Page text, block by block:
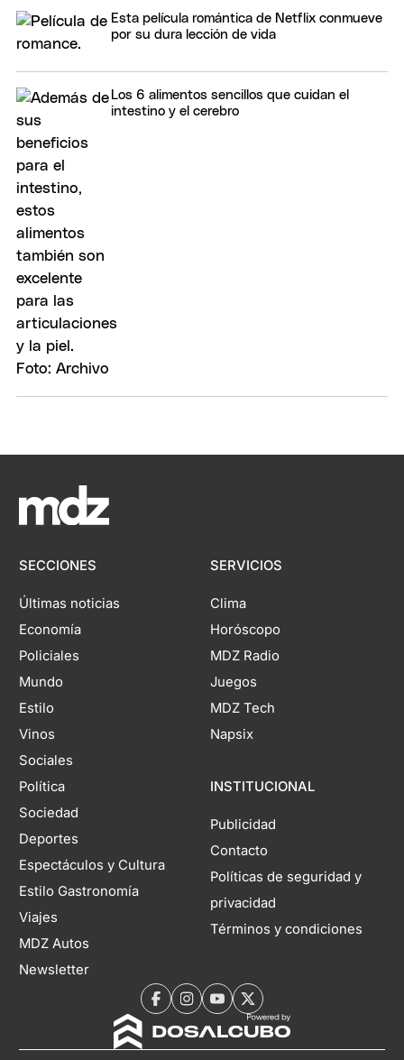
Esta película romántica de Netflix conmueve
por su dura lección de vida
Los 6 alimentos sencillos que cuidan el
intestino y el cerebro
SECCIONES
Últimas noticias
Economía
Policiales
Mundo
Estilo
Vinos
Sociales
Política
Sociedad
Deportes
Espectáculos y Cultura
Estilo Gastronomía
Viajes
MDZ Autos
Newsletter
SERVICIOS
Clima
Horóscopo
MDZ Radio
Juegos
MDZ Tech
Napsix
INSTITUCIONAL
Publicidad
Contacto
Políticas de seguridad y
privacidad
Términos y condiciones